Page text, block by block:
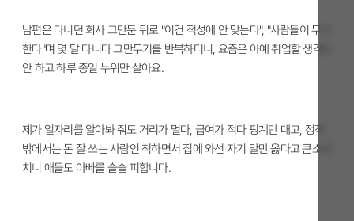
남편은 다니던 회사 그만둔 뒤로 "이건 적성에 안 맞는다", "사람들이 무시
한다"며 몇 달 다니다 그만두기를 반복하더니, 요즘은 아예 취업할 생각도
안 하고 하루 종일 누워만 살아요.
제가 일자리를 알아봐 줘도 거리가 멀다, 급여가 적다 핑계만 대고, 정작
밖에서는 돈 잘 쓰는 사람인 척하면서 집에 와선 자기 말만 옳다고 큰소리
치니 애들도 아빠를 슬슬 피합니다.